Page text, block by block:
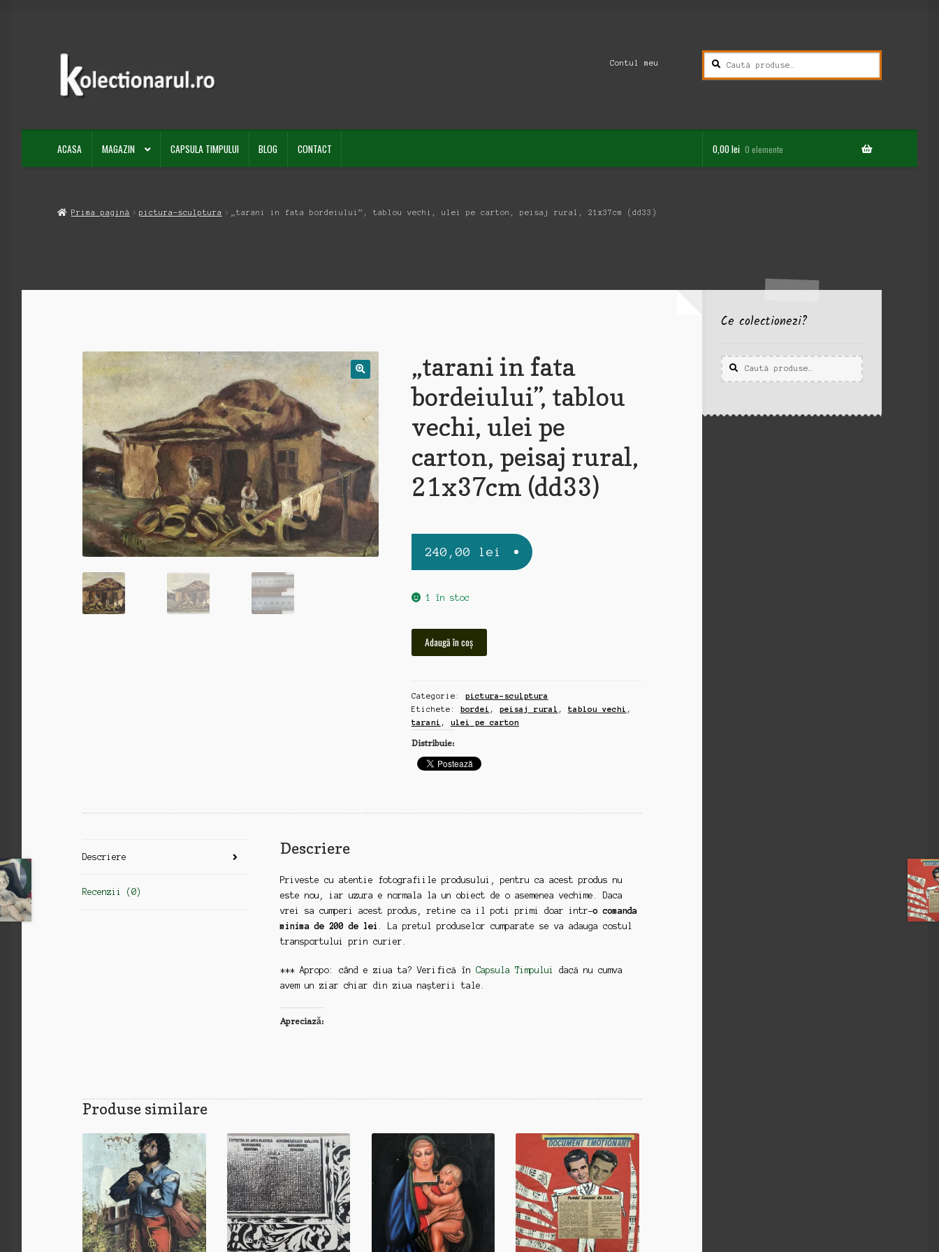
Sari
navigare
Sari
conținut
Contul meu
Caută
după:
Caută
ACASA MAGAZIN CAPSULA TIMPULUI BLOG CONTACT 0,00lei 0 elemente
Prima pagină pictura-sculptura „tarani in fata bordeiului”, tablou vechi, ulei pe carton, peisaj rural, 21x37cm (dd33)
„tarani in fata
bordeiului”, tablou
vechi, ulei pe
carton, peisaj rural,
21x37cm (dd33)
240,00 lei
1 în stoc
"tarani
bordeiului",
tablou
vechi,
ulei
pe
carton,
Adaugă în coș
Categorie: pictura-sculptura
Etichete:
bordei , peisaj rural , tablou vechi ,
tarani , ulei pe carton
Distribuie:
Descriere
Recenzii (0)
Descriere
Priveste cu atentie fotografiile produsului, pentru ca acest produs nu
este nou, iar uzura e normala la un obiect de o asemenea vechime. Daca
vrei sa cumperi acest produs, retine ca il poti primi doar intr-o comanda
minima de 200 de lei
. La pretul produselor cumparate se va adauga costul
transportului prin curier.
*** Apropo: când e ziua ta? Verifică în Capsula Timpului
dacă nu cumva
avem un ziar chiar din ziua nașterii tale.
Apreciază:
Produse similare
Ce colectionezi?
Caută
după:
Caută